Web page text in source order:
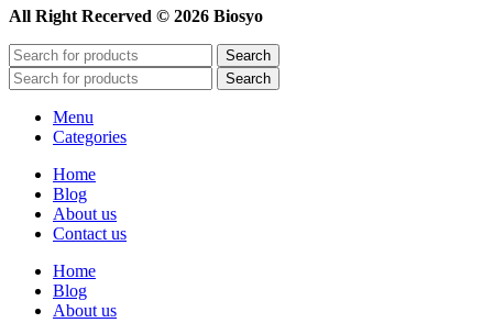
All Right Recerved © 2026 Biosyo
Search
Search
Menu
Categories
Home
Blog
About us
Contact us
Home
Blog
About us